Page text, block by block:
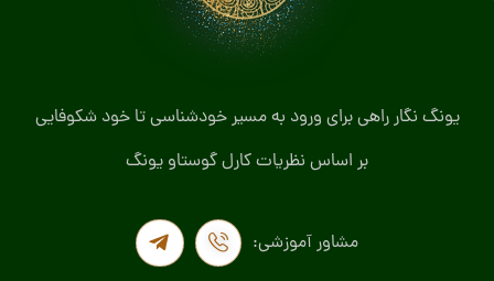
یونگ نگار راهی برای ورود به مسیر خودشناسی تا خود شکوفایی
بر اساس نظریات کارل گوستاو یونگ
مشاور آموزشی: